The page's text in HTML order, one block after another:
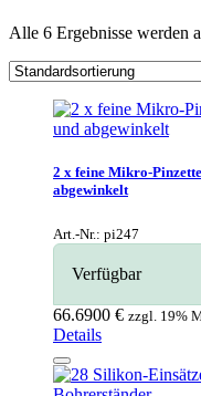
Sterilisation
Tasterzirkel
Wundhaken
Zangen
Zementspatel
Alle 6 Ergebnisse werden
2 x feine Mikro-
abgewinkelt
Art.-Nr.: pi247
Verfügbar
66.6900 € zzgl. 19%
Details